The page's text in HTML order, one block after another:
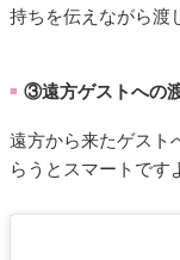
持ちを伝えながら渡
■ ③遠方ゲストへの
遠方から来たゲスト
らうとスマートです